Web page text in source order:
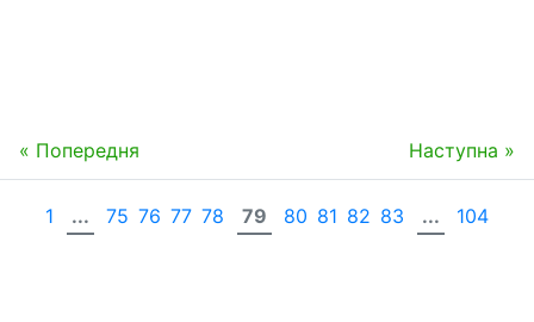
« Попередня Наступна »
1 ... 75 76 77 78 79 80 81 82 83 ... 104